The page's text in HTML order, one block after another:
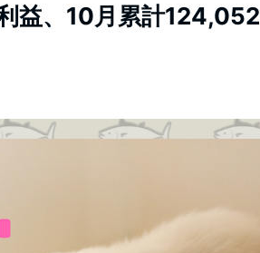
益、10月累計124,052